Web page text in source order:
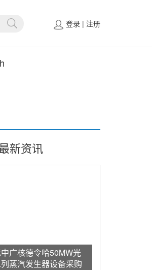
登录 | 注册
新资讯
广核德令哈50MW光
蒸汽发生器设备采购